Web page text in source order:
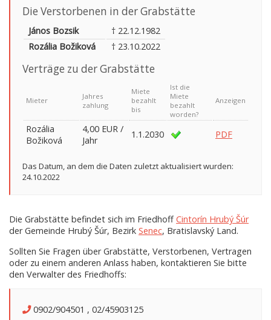
Die Verstorbenen in der Grabstätte
János Bozsik
† 22.12.1982
Rozália Božiková
† 23.10.2022
Verträge zu der Grabstätte
Mieter
Jahres
zahlung
Miete
bezahlt
bis
Ist die
Miete
bezahlt
worden?
Anzeigen
Rozália
Božiková
4,00 EUR /
Jahr
1.1.2030 PDF
Das Datum, an dem die Daten zuletzt aktualisiert wurden:
24.10.2022
Die Grabstätte befindet sich im FriedhoffCintorín Hrubý Šúr
der Gemeinde Hrubý Šúr, Bezirk Senec, Bratislavský Land.
Sollten Sie Fragen über Grabstätte, Verstorbenen, Vertragen
oder zu einem anderen Anlass haben, kontaktieren Sie bitte
den Verwalter des Friedhoffs:
0902/904501 , 02/45903125